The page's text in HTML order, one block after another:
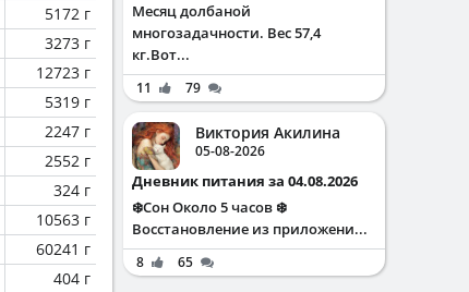
5172 г
3273 г
12723 г
5319 г
2247 г
2552 г
324 г
10563 г
60241 г
404 г
Месяц долбаной
многозадачности. Вес 57,4
кг.Вот...
11 79
Виктория Акилина
05-08-2026
Дневник питания за 04.08.2026
❄️Сон Около 5 часов ❄️
Восстановление из приложени...
8 65